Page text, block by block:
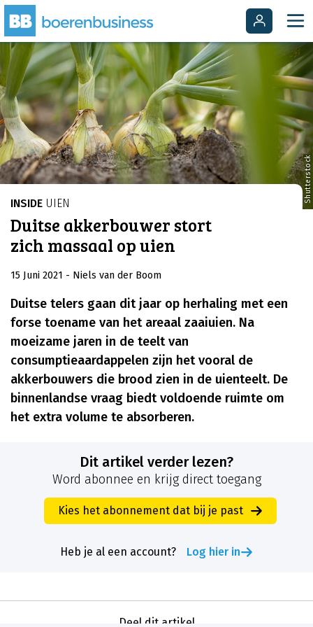
Shutterstock
INSIDE UIEN
Duitse akkerbouwer stort
zich massaal op uien
15 Juni 2021 - Niels van der Boom
Duitse telers gaan dit jaar op herhaling met een
forse toename van het areaal zaaiuien. Na
moeizame jaren in de teelt van
consumptieaardappelen zijn het vooral de
akkerbouwers die brood zien in de uienteelt. De
binnenlandse vraag biedt voldoende ruimte om
het extra volume te absorberen.
Dit artikel verder lezen?
Word abonnee en krijg direct toegang
Kies het abonnement dat bij je past
Heb je al een account? Log hier in
Deel dit artikel